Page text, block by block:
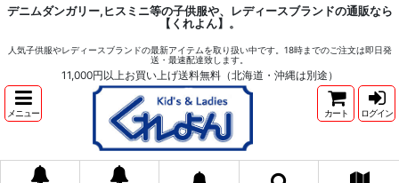
デニムダンガリー,ヒスミニ等の子供服や、レディースブランドの通販なら
【くれよん】。
人気子供服やレディースブランドの最新アイテムを取り扱い中です。18時までのご注文は即日発
送・最速配達致します。
11,000円以上お買い上げ送料無料（北海道・沖縄は別途）
メニュー カート ログイン